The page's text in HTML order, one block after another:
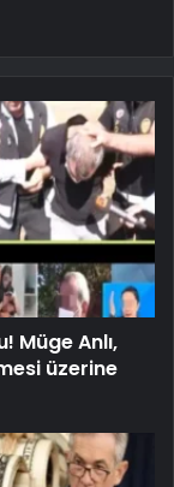
Müge Anlı,
üzerine